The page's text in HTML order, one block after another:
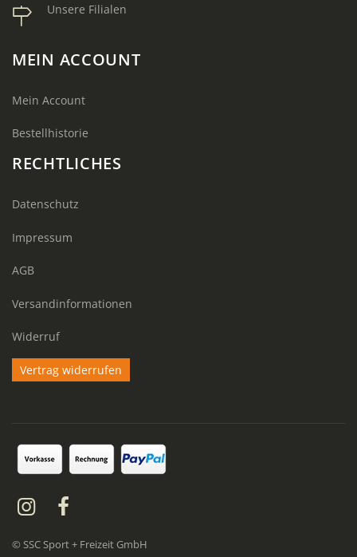
Unsere Filialen
MEIN ACCOUNT
Mein Account
Bestellhistorie
RECHTLICHES
Datenschutz
Impressum
AGB
Versandinformationen
Widerruf
Vertrag widerrufen
© SSC Sport + Freizeit GmbH